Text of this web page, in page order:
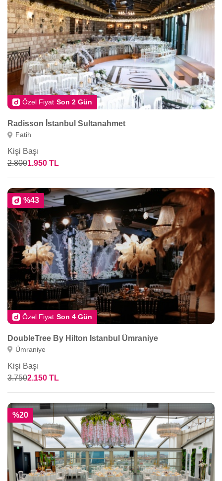
Özel Fiyat Son 2 Gün
Radisson İstanbul Sultanahmet
Fatih
Kişi Başı
2.8001.950 TL
%43
Özel Fiyat Son 4 Gün
DoubleTree By Hilton Istanbul Ümraniye
Ümraniye
Kişi Başı
3.7502.150 TL
%20